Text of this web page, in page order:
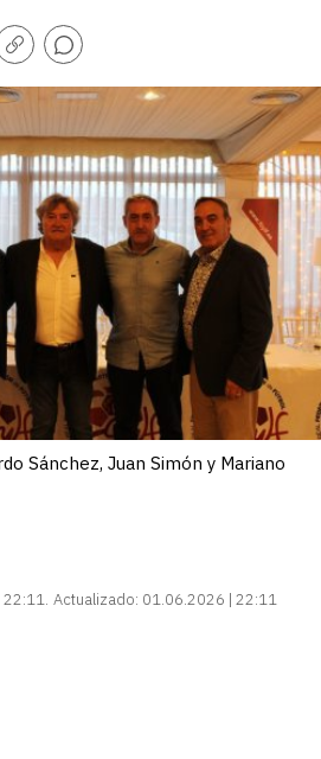
Copiar
Sánchez, Juan Simón y Mariano
22:11 Actualizado: 01.06.2026 | 22:11